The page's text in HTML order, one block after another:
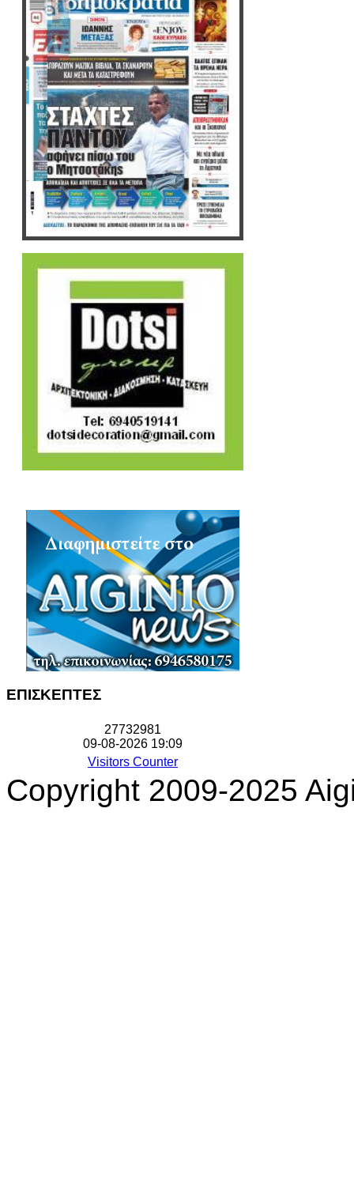
ΕΠΙΣΚΕΠΤΕΣ
27732981
09-08-2026 19:09
Visitors Counter
Copyright 2009-2025